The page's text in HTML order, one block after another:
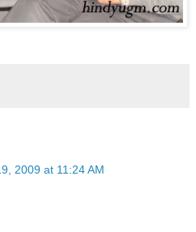
2009 at 11:24 AM